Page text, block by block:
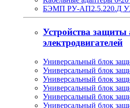
БЭМП РУ-АП2.5.220.Д
Устройства
электродвигателей
Универсальный блок
Универсальный блок
Универсальный блок
Универсальный блок
Универсальный блок
Универсальный блок